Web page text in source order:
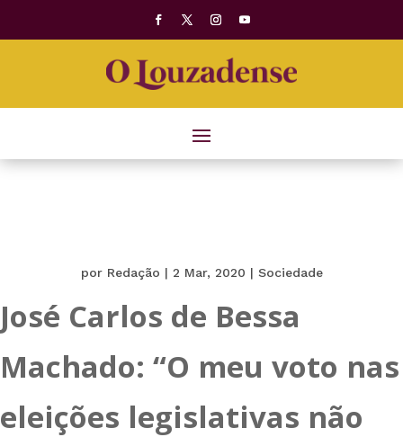
por Redação | 2 Mar, 2020 | Sociedade
José Carlos de Bessa
Machado: “O meu voto nas
eleições legislativas não